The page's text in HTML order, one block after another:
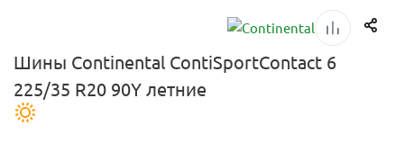
Шины Continental ContiSportContact 6
225/35 R20 90Y летние